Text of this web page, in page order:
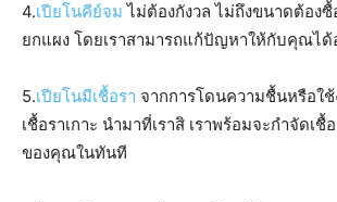
4.เปียโนคีย์จม ไม่ต้องกังวล ไม่ถึงขนาดต้อง
ยกแผง โดยเราสามารถแก้ปัญหาให้กับคุณไ
5.เปียโนมีเชื้อรา จากการโดนความชื้นหรือใ
เชื้อราเกาะ นำมาที่เราสิ เราพร้อมจะกำจัดเชื้
ของคุณในทันที